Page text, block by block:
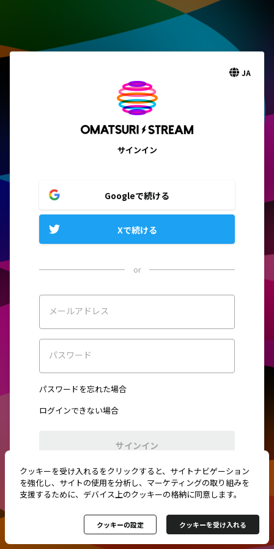
JA
サインイン
Googleで続ける
Xで続ける
or
メールアドレス
パスワード
パスワードを忘れた場合
ログインできない場合
サインイン
初めてご利用ですか？新規登録
クッキーを受け入れるをクリックすると、サイトナビゲーション
を強化し、サイトの使用を分析し、マーケティングの取り組みを
支援するために、デバイス上のクッキーの格納に同意します。
クッキーの設定 クッキーを受け入れる